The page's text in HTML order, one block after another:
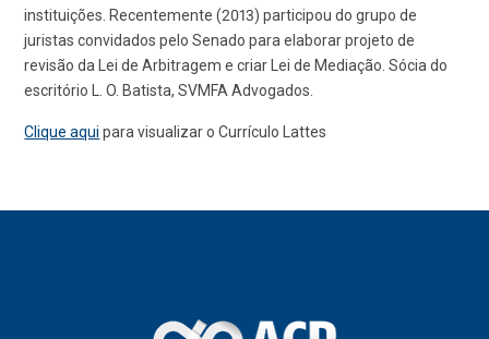
instituições. Recentemente (2013) participou do grupo de
juristas convidados pelo Senado para elaborar projeto de
revisão da Lei de Arbitragem e criar Lei de Mediação. Sócia do
escritório L. O. Batista, SVMFA Advogados.
Clique aqui para visualizar o Currículo Lattes